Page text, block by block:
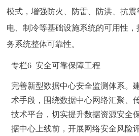
模式，增强防火、防雷、防洪、抗
电、制冷等基础设施系统的可用性
务系统整体可靠性。
专栏6 安全可靠保障工程
完善新型数据中心安全监测体系。
术手段，围绕数据中心网络汇聚、
技术平台，切实提升数据资源安全
据中心上线前，开展网络安全风险